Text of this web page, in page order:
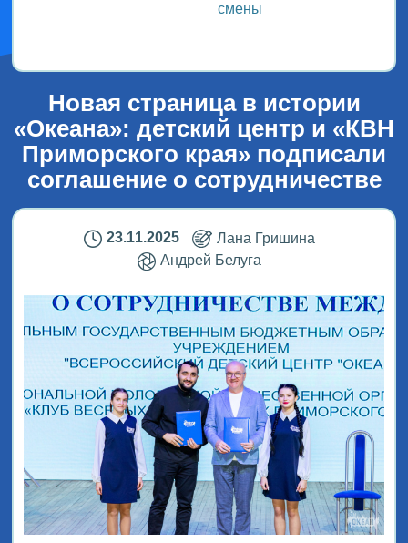
смены
Новая страница в истории
«Океана»: детский центр и «КВН
Приморского края» подписали
соглашение о сотрудничестве
23.11.2025
Лана Гришина
Андрей Белуга